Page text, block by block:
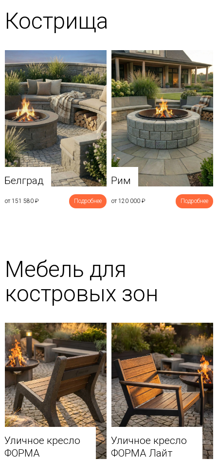
Кострища
Белград
от 151 580 ₽ Подробнее
Рим
от 120 000 ₽ Подробнее
Мебель для
костровых зон
Уличное кресло
ФОРМА
Уличное кресло
ФОРМА Лайт